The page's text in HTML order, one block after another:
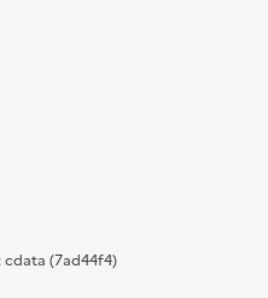
(7ad44f4)